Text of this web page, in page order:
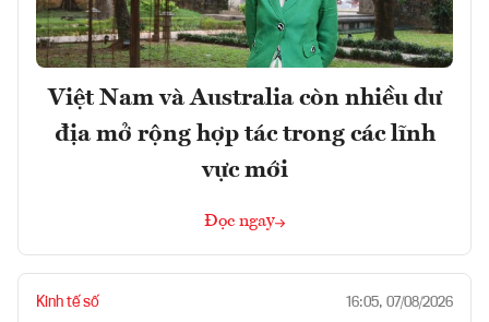
Việt Nam và Australia còn nhiều dư
địa mở rộng hợp tác trong các lĩnh
vực mới
Đọc ngay
Kinh tế số 16:05, 07/08/2026